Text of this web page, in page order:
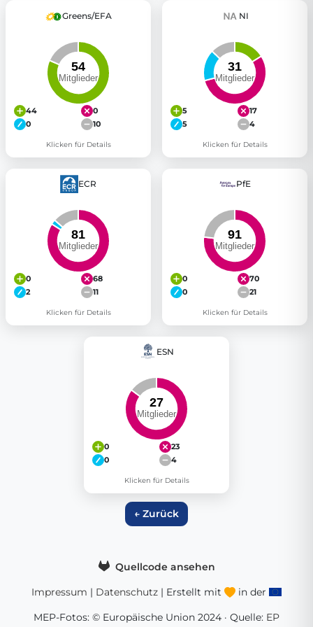
Greens/EFA
44
0
0
10
Klicken für Details
NI
5
17
5
4
Klicken für Details
ECR
0
68
2
11
Klicken für Details
PfE
0
70
0
21
Klicken für Details
ESN
0
23
0
4
Klicken für Details
← Zurück
Quellcode ansehen
Impressum | Datenschutz | Erstellt mit
in der
MEP-Fotos: © Europäische Union 2024 · Quelle: EP